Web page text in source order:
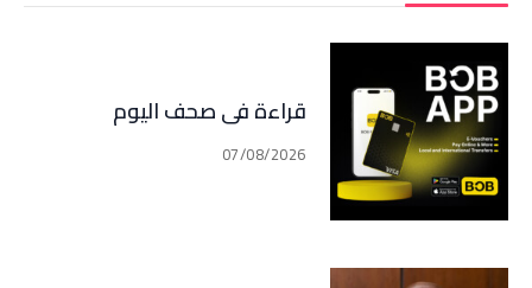
قراءة في صحف اليوم
07/08/2026